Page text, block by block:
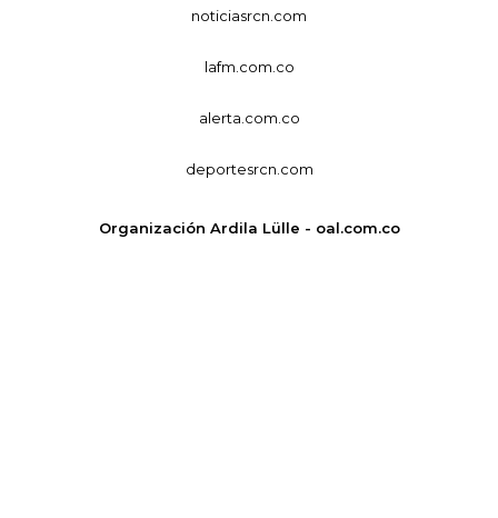
noticiasrcn.com
lafm.com.co
alerta.com.co
deportesrcn.com
Organización Ardila Lülle - oal.com.co